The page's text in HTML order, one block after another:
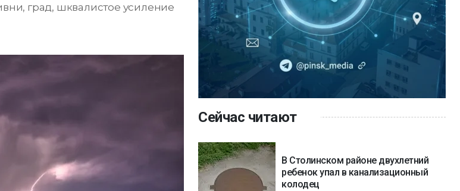
град, шквалистое усиление
Сейчас читают
В Столинском районе двухлетний
ребенок упал в канализационный
колодец